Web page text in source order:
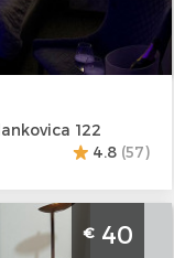
122
4.8(57)
Centar
u samom
€40